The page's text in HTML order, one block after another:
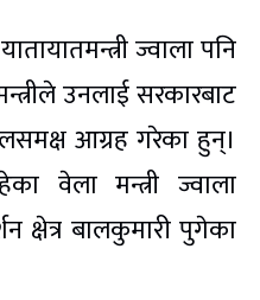
ज्वाला पनि
उनलाई सरकारबाट
आग्रह गरेका हुन्।
वेला मन्त्री ज्वाला
क्षेत्र बालकुमारी पुगेका